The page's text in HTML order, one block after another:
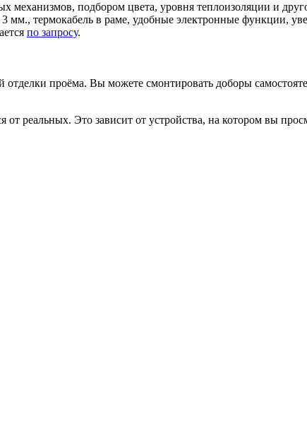
механизмов, подбором цвета, уровня теплоизоляции и
мм., термокабель в раме, удобные электронные функции,
по запросу.
проёма. Вы можете смонтировать доборы
реальных. Это зависит от устройства, на котором вы